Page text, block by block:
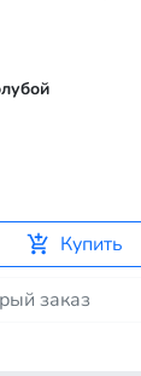
Купить
заказ